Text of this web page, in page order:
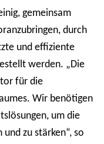
gemeinsam
durch
und effiziente
werden. „Die
für die
Wir benötigen
um die
zu stärken“, so